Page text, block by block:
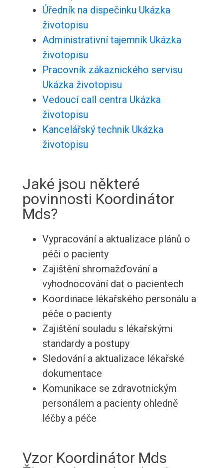
Úředník na dispečinku Ukázka
životopisu
Administrativní tajemník Ukázka
životopisu
Pracovník zákaznického servisu
Ukázka životopisu
Vedoucí call centra Ukázka
životopisu
Kancelářský technik Ukázka
životopisu
Jaké jsou některé
povinnosti Koordinátor
Mds?
Vypracování a aktualizace plánů o
péči o pacienty
Zajištění shromažďování a
vyhodnocování dat o pacientech
Koordinace lékařského personálu a
péče o pacienty
Zajištění souladu s lékařskými
standardy a postupy
Sledování a aktualizace lékařské
dokumentace
Komunikace se zdravotnickým
personálem a pacienty ohledně
léčby a péče
Vzor Koordinátor Mds